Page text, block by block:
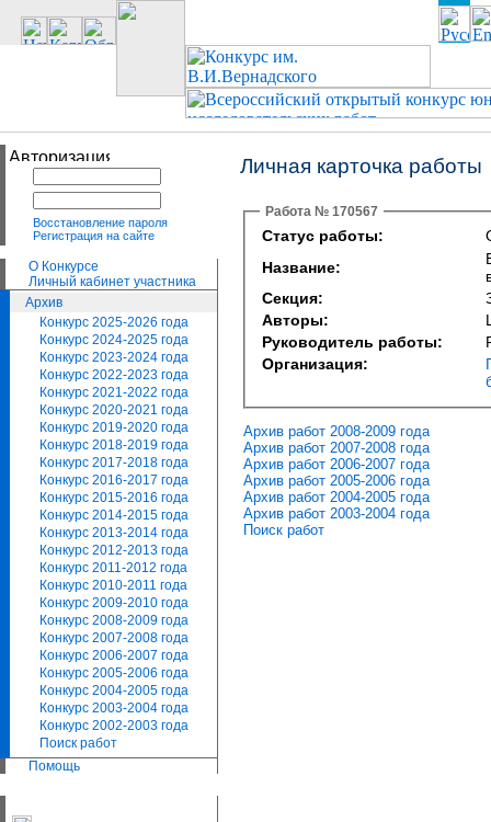
Восстановление пароля
Регистрация на сайте
О Конкурсе
Личный кабинет участника
Архив
Конкурс 2025-2026 года
Конкурс 2024-2025 года
Конкурс 2023-2024 года
Конкурс 2022-2023 года
Конкурс 2021-2022 года
Конкурс 2020-2021 года
Конкурс 2019-2020 года
Конкурс 2018-2019 года
Конкурс 2017-2018 года
Конкурс 2016-2017 года
Конкурс 2015-2016 года
Конкурс 2014-2015 года
Конкурс 2013-2014 года
Конкурс 2012-2013 года
Конкурс 2011-2012 года
Конкурс 2010-2011 года
Конкурс 2009-2010 года
Конкурс 2008-2009 года
Конкурс 2007-2008 года
Конкурс 2006-2007 года
Конкурс 2005-2006 года
Конкурс 2004-2005 года
Конкурс 2003-2004 года
Конкурс 2002-2003 года
Поиск работ
Помощь
Личная карточка работы
Работа № 170567
Статус работы:
Название:
Секция:
Авторы:
Руководитель работы:
Организация:
Архив работ 2008-2009 года
Архив работ 2007-2008 года
Архив работ 2006-2007 года
Архив работ 2005-2006 года
Архив работ 2004-2005 года
Архив работ 2003-2004 года
Поиск работ